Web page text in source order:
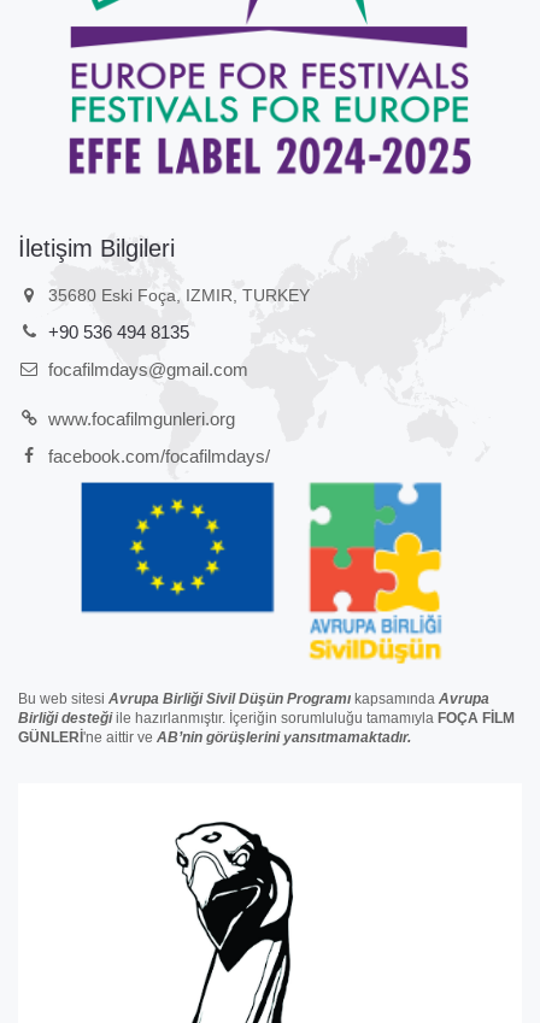
İletişim Bilgileri
35680 Eski Foça, IZMIR, TURKEY
+90 536 494 8135
focafilmdays@gmail.com
www.focafilmgunleri.org
facebook.com/focafilmdays/
Bu web sitesi Avrupa Birliği Sivil Düşün Programı kapsamında Avrupa
Birliğidesteğiile hazırlanmıştır. İçeriğin sorumluluğu tamamıyla FOÇA FİLM
GÜNLERİ 'ne aittir ve AB’nin görüşlerini yansıtmamaktadır.